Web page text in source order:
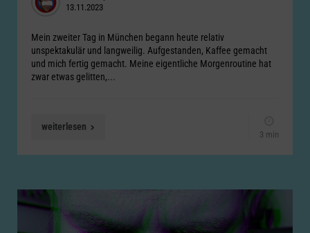
by
13.11.2023
Mein zweiter Tag in München begann heute relativ
unspektakulär und langweilig. Aufgestanden, Kaffee gemacht
und mich fertig gemacht. Meine eigentliche Morgenroutine hat
zwar etwas gelitten,...
weiterlesen
3 min